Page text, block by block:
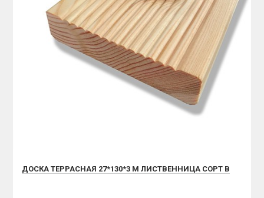
ДОСКА ТЕРРАСНАЯ 27*130*3 М ЛИСТВЕННИЦА СОРТ В